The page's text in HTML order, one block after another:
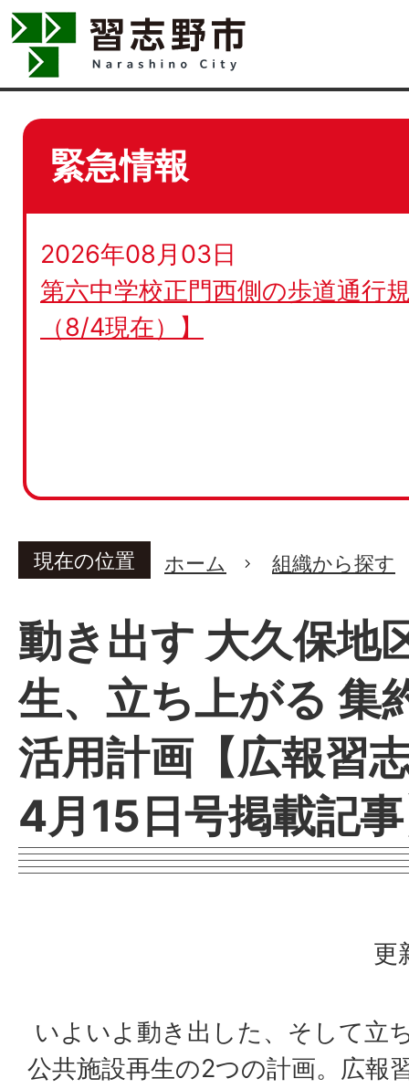
緊急情報
2026年08月03日
第六中学校正門西側の歩道通行
（8/4現在）】
現在の位置 ホーム 組織から探す
動き出す 大久保地
生、立ち上がる 集
活用計画【広報習
4月15日号掲載記
更
いよいよ動き出した、そして立
公共施設再生の2つの計画。広報